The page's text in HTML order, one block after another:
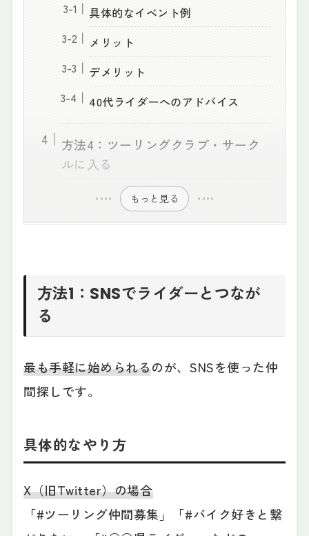
具体的なイベント例
メリット
デメリット
40代ライダーへのアドバイス
方法4：ツーリングクラブ・サーク
ルに入る
もっと見る
方法1：SNSでライダーとつなが
る
最も手軽に始められるのが、SNSを使った仲
間探しです。
具体的なやり方
X（旧Twitter）の場合
「#ツーリング仲間募集」「#バイク好きと繋